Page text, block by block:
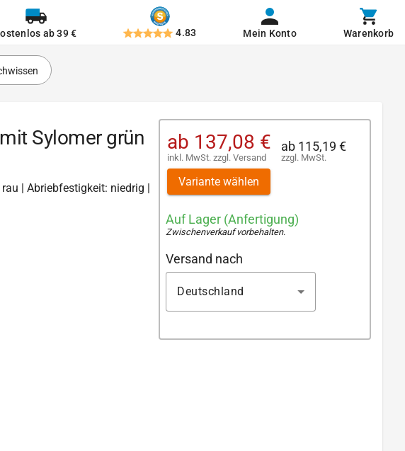
ab 39 € 4.83 Mein Konto Warenkorb
Sylomer grün
| Abriebfestigkeit: niedrig |
ab 137,08 €
inkl. MwSt. zzgl. Versand
ab 115,19 €
zzgl. MwSt.
Variante wählen
Auf Lager (Anfertigung)
Zwischenverkauf vorbehalten.
Versand nach
Deutschland